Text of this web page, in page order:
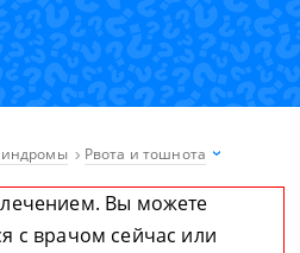
Рвота и тошнота
Вы можете
с врачом сейчас или